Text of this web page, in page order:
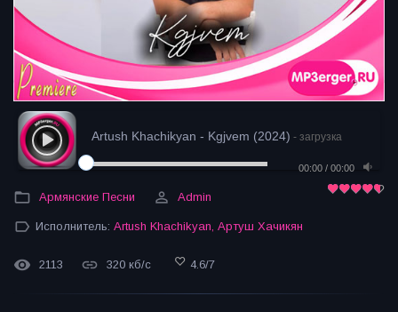
Artush Khachikyan - Kgjvem (2024) - загрузка
00:00 / 00:00
Армянские Песни Admin
Исполнитель: Artush Khachikyan Артуш Хачикян
2113 320 кб/с 4.6/7